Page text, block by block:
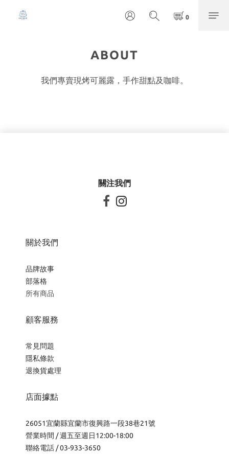
ABOUT
我們專賣現烤可麗露，手作甜點及咖啡。
關注我們
 
關於我們
品牌故事
部落格
所有商品
顧客服務
常見問題
隱私條款
退換貨處理
店面據點
26051宜蘭縣宜蘭市復興路一段38巷21號
營業時間 / 週五至週日12:00-18:00
聯絡電話 / 03-933-3650